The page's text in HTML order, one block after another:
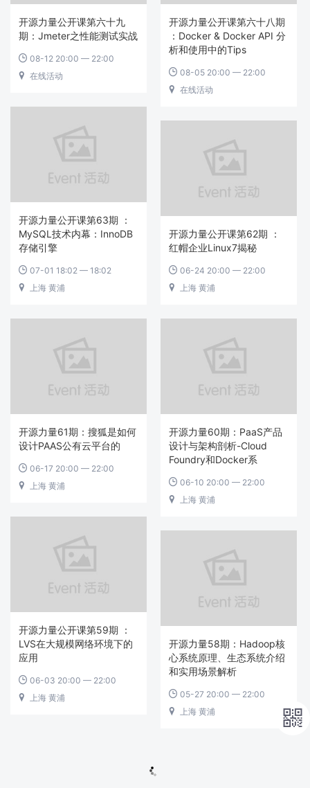
开源力量公开课第六十九
期：Jmeter之性能测试实战
 08-12 20:00 — 22:00
 在线活动
开源力量公开课第六十八期
：Docker & Docker API 分
析和使用中的Tips
 08-05 20:00 — 22:00
 在线活动
开源力量公开课第63期 ：
MySQL技术内幕：InnoDB
存储引擎
 07-01 18:02 — 18:02
 上海 黄浦
开源力量公开课第62期 ：
红帽企业Linux7揭秘
 06-24 20:00 — 22:00
 上海 黄浦
开源力量61期：搜狐是如何
设计PAAS公有云平台的
 06-17 20:00 — 22:00
 上海 黄浦
开源力量60期：PaaS产品
设计与架构剖析-Cloud
Foundry和Docker系
 06-10 20:00 — 22:00
 上海 黄浦
开源力量公开课第59期 ：
LVS在大规模网络环境下的
应用
 06-03 20:00 — 22:00
 上海 黄浦
开源力量58期：Hadoop核
心系统原理、生态系统介绍
和实用场景解析
 05-27 20:00 — 22:00
 上海 黄浦 